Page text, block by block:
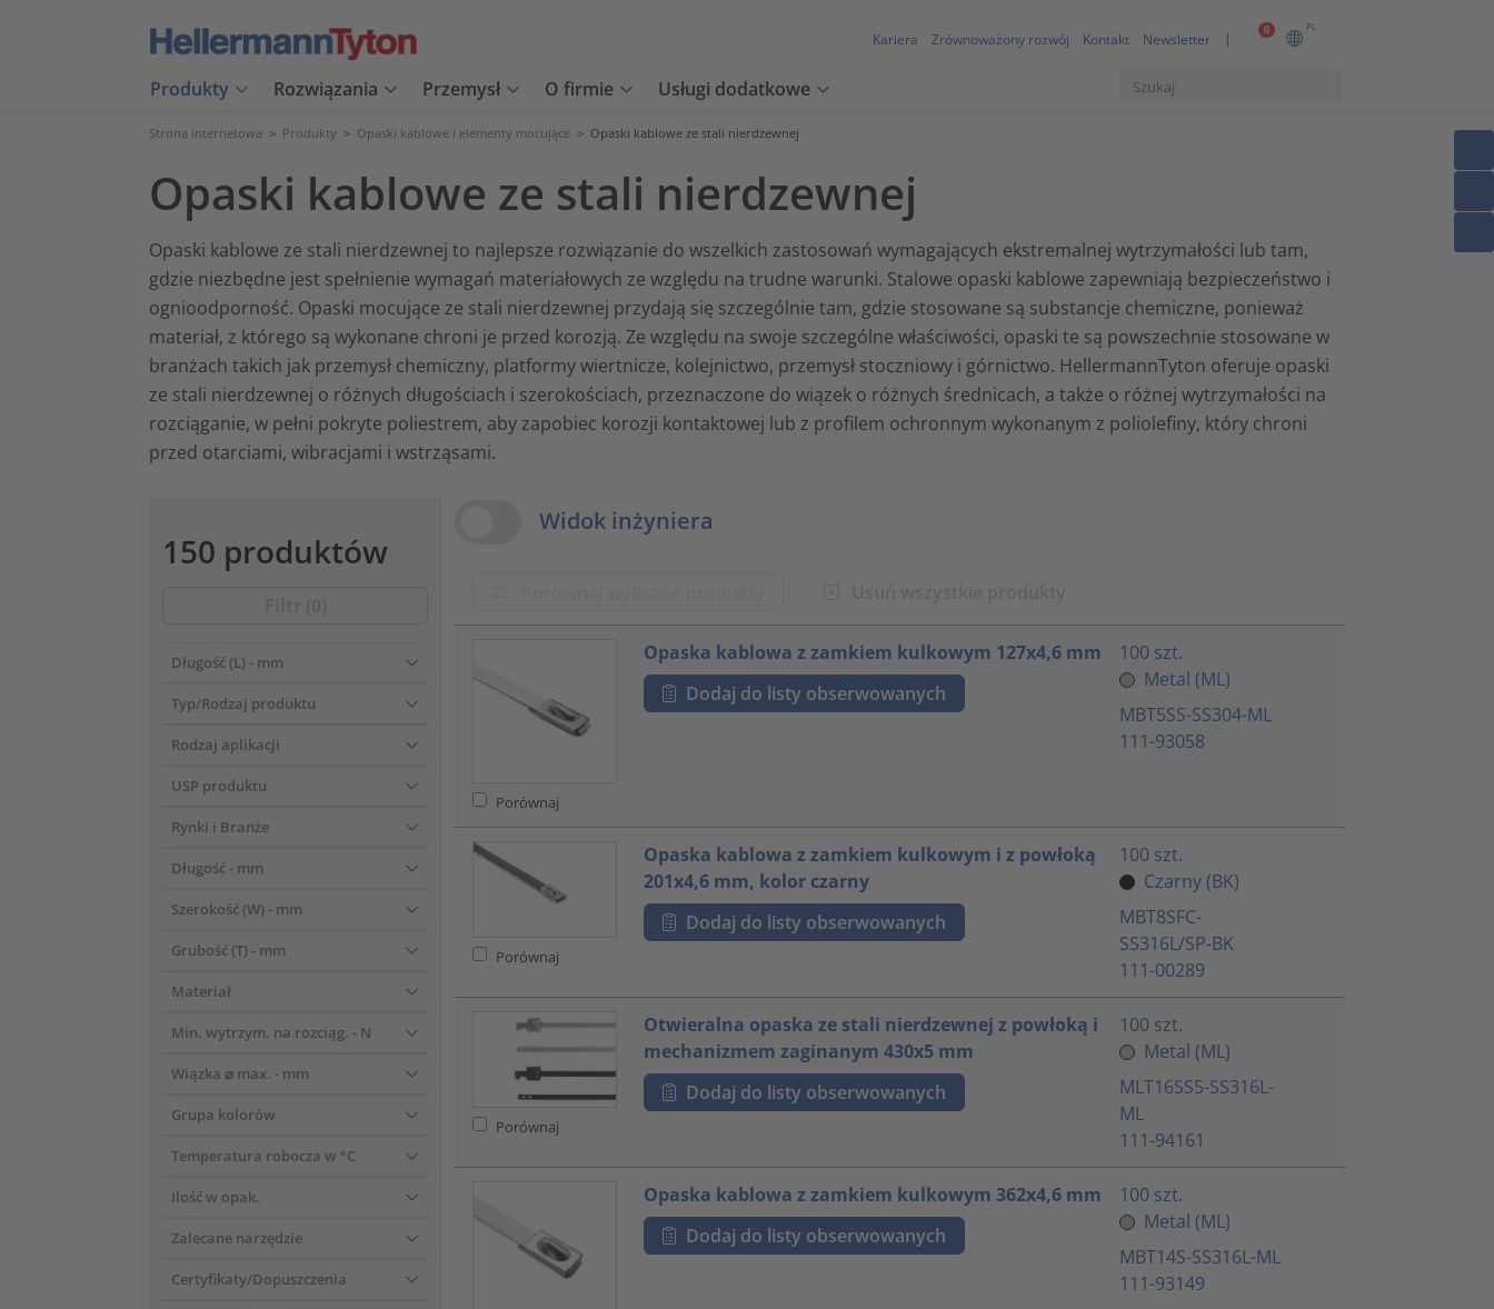
0 PL
Kariera Zrównoważony rozwój Kontakt Newsletter
Produkty Rozwiązania Przemysł O firmie Usługi dodatkowe
Strona internetowa > Produkty > Opaski kablowe i elementy mocujące > Opaski kablowe ze stali nierdzewnej
Opaski kablowe ze stali nierdzewnej
Opaski kablowe ze stali nierdzewnej to najlepsze rozwiązanie do wszelkich zastosowań wymagających ekstremalnej wytrzymałości lub tam,
gdzie niezbędne jest spełnienie wymagań materiałowych ze względu na trudne warunki. Stalowe opaski kablowe zapewniają bezpieczeństwo i
ognioodporność. Opaski mocujące ze stali nierdzewnej przydają się szczególnie tam, gdzie stosowane są substancje chemiczne, ponieważ
materiał, z którego są wykonane chroni je przed korozją. Ze względu na swoje szczególne właściwości, opaski te są powszechnie stosowane w
branżach takich jak przemysł chemiczny, platformy wiertnicze, kolejnictwo, przemysł stoczniowy i górnictwo. HellermannTyton oferuje opaski
ze stali nierdzewnej o różnych długościach i szerokościach, przeznaczone do wiązek o różnych średnicach, a także o różnej wytrzymałości na
rozciąganie, w pełni pokryte poliestrem, aby zapobiec korozji kontaktowej lub z profilem ochronnym wykonanym z poliolefiny, który chroni
przed otarciami, wibracjami i wstrząsami.
150 produktów
Długość (L) - mm
Typ/Rodzaj produktu
Rodzaj aplikacji
USP produktu
Rynki i Branże
Długość - mm
Szerokość (W) - mm
Grubość (T) - mm
Materiał
Min. wytrzym. na rozciąg. - N
Wiązka ⌀ max. - mm
Grupa kolorów
Temperatura robocza w °C
Ilość w opak.
Zalecane narzędzie
Certyfikaty/Dopuszczenia
View Options
Widok inżyniera
Porównaj
Opaska kablowa z zamkiem kulkowym 127x4,6 mm
Dodaj do listy obserwowanych
100 szt.
Metal (ML)
MBT5SS-SS304-ML
111-93058
Porównaj
Opaska kablowa z zamkiem kulkowym i z powłoką
201x4,6 mm, kolor czarny
Dodaj do listy obserwowanych
100 szt.
Czarny (BK)
MBT8SFC-
SS316L/SP-BK
111-00289
Porównaj
Otwieralna opaska ze stali nierdzewnej z powłoką i
mechanizmem zaginanym 430x5 mm
Dodaj do listy obserwowanych
100 szt.
Metal (ML)
MLT16SS5-SS316L-
ML
111-94161
Opaska kablowa z zamkiem kulkowym 362x4,6 mm
Dodaj do listy obserwowanych
100 szt.
Metal (ML)
MBT14S-SS316L-ML
111-93149